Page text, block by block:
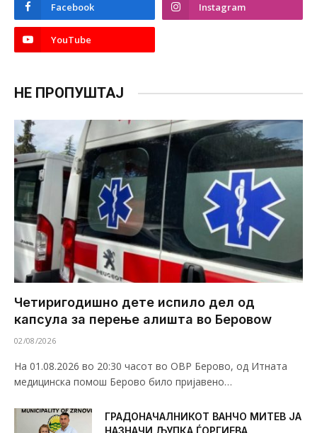
Facebook Instagram
YouTube
НЕ ПРОПУШТАЈ
Четиригодишно дете испило дел од
капсула за перење алишта во Беровоw
02/08/2026
На 01.08.2026 во 20:30 часот во ОВР Берово, од Итната
медицинска помош Берово било пријавено…
ГРАДОНАЧАЛНИКОТ ВАНЧО МИТЕВ ЈА
НАЗНАЧИ ЉУПКА ЃОРГИЕВА